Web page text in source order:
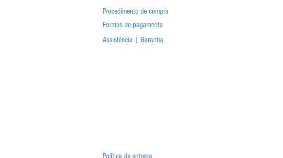
Procedimento de compra
Formas de pagamento
Assistência | Garantia